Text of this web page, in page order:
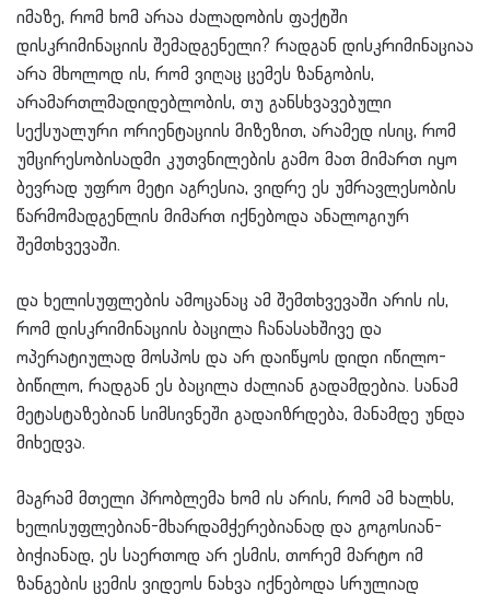
იმაზე, რომ ხომ არაა ძალადობის ფაქტში
დისკრიმინაციის შემადგენელი? რადგან დისკრიმინაციაა
არა მხოლოდ ის, რომ ვიღაც ცემეს ზანგობის,
არამართლმადიდებლობის, თუ განსხვავებული
სექსუალური ორიენტაციის მიზეზით, არამედ ისიც, რომ
უმცირესობისადმი კუთვნილების გამო მათ მიმართ იყო
ბევრად უფრო მეტი აგრესია, ვიდრე ეს უმრავლესობის
წარმომადგენლის მიმართ იქნებოდა ანალოგიურ
შემთხვევაში.
და ხელისუფლების ამოცანაც ამ შემთხვევაში არის ის,
რომ დისკრიმინაციის ბაცილა ჩანასახშივე და
ოპერატიულად მოსპოს და არ დაიწყოს დიდი იწილო-
ბიწილო, რადგან ეს ბაცილა ძალიან გადამდებია. სანამ
მეტასტაზებიან სიმსივნეში გადაიზრდება, მანამდე უნდა
მიხედვა.
მაგრამ მთელი პრობლემა ხომ ის არის, რომ ამ ხალხს,
ხელისუფლებიან-მხარდამჭერებიანად და გოგოსიან-
ბიჭიანად, ეს საერთოდ არ ესმის, თორემ მარტო იმ
ზანგების ცემის ვიდეოს ნახვა იქნებოდა სრულიად